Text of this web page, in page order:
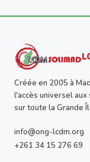
Créée en 2005 à
l'accès universel
sur toute la Grande
info@ong-lcdm.org
+261 34 15 276 69